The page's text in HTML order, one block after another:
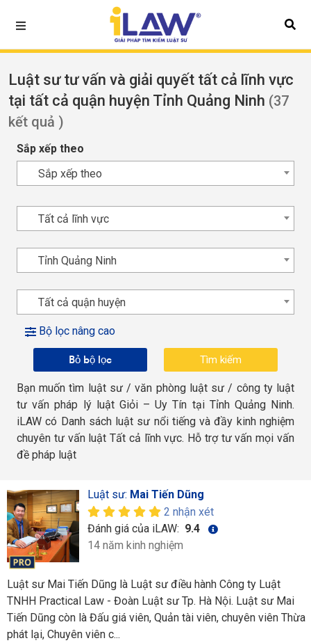
Luật sư tư vấn và giải quyết tất cả lĩnh vực
tại tất cả quận huyện Tỉnh Quảng Ninh (37
kết quả )
Sắp xếp theo
Sắp xếp theo
Tất cả lĩnh vực
Tỉnh Quảng Ninh
Tất cả quận huyện
Bộ lọc nâng cao
Bỏ bộ lọc
Bạn muốn tìm luật sư / văn phòng luật sư / công ty luật
tư vấn pháp lý luật Giỏi – Uy Tín tại Tỉnh Quảng Ninh.
iLAW có Danh sách luật sư nổi tiếng và đầy kinh nghiệm
chuyên tư vấn luật Tất cả lĩnh vực. Hỗ trợ tư vấn mọi vấn
đề pháp luật
Luật sư: Mai Tiến Dũng
2 nhận xét
Đánh giá của iLAW: 9.4
14 năm kinh nghiệm
Luật sư Mai Tiến Dũng là Luật sư điều hành Công ty Luật
TNHH Practical Law - Đoàn Luật sư Tp. Hà Nội. Luật sư Mai
Tiến Dũng còn là Đấu giá viên, Quản tài viên, chuyên viên Thừa
phát lại, Chuyên viên c...